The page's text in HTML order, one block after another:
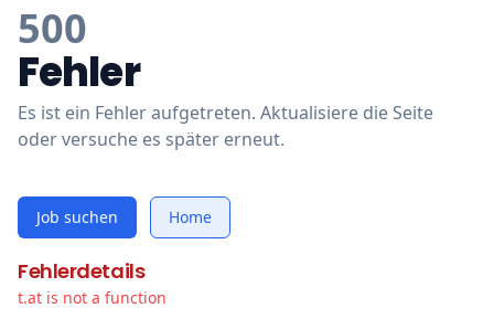
500
Fehler
Es ist ein Fehler aufgetreten. Aktualisiere die Seite
oder versuche es später erneut.
Job suchen Home
Fehlerdetails
t.at is not a function